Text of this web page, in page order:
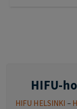
HIFU-
HIFU HELSINKI –